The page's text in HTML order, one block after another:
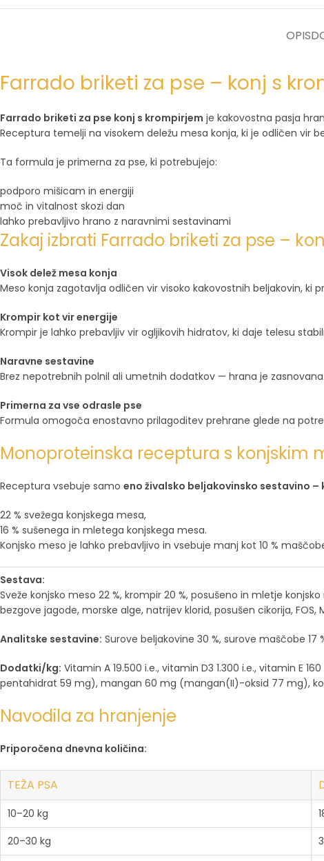
OPIS
Farrado briketi za pse – konj s
Farrado briketi za pse konj s krompirjem je kakovostna pasja
Receptura temelji na visokem deležu mesa konja, ki je odličen vir
Ta formula je primerna za pse, ki potrebujejo:
podporo mišicam in energiji
moč in vitalnost skozi dan
lahko prebavljivo hrano z naravnimi sestavinami
Zakaj izbrati Farrado briketi za pse –
Visok delež mesa konja
Meso konja zagotavlja odličen vir visoko kakovostnih beljakovin, ki
Krompir kot vir energije
Krompir je lahko prebavljiv vir ogljikovih hidratov, ki daje telesu
Naravne sestavine
Brez nepotrebnih polnil ali umetnih dodatkov — hrana je
Primerna za vse odrasle pse
Formula omogoča enostavno prilagoditev prehrane glede na
Monoproteinska receptura s konjskim
Receptura vsebuje samo eno živalsko beljakovinsko sestavino –
22 % svežega konjskega mesa,
16 % sušenega in mletega konjskega mesa.
Konjsko meso je lahko prebavljivo in vsebuje manj kot 10 %
Sestava:
Sveže konjsko meso 22 %, krompir 20 %, posušeno in mletje
bezgove jagode, morske alge, natrijev klorid, posušen cikorija,
Analitske sestavine: Surove beljakovine 30 %, surove maščobe 17
Dodatki/kg: Vitamin A 19.500 i.e., vitamin D3 1.300 i.e., vitamin
pentahidrat 59 mg), mangan 60 mg (mangan(II)-oksid 77 mg),
Navodila za hranjenje
Priporočena dnevna količina:
TEŽA PSA
10–20 kg
20–30 kg